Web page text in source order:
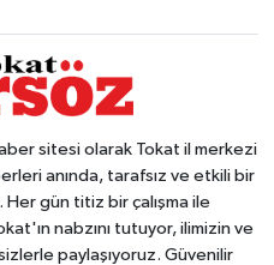
sitesi olarak Tokat il merkezi
anında, tarafsız ve etkili bir
gün titiz bir çalışma ile
nabzını tutuyor, ilimizin ve
paylaşıyoruz. Güvenilir